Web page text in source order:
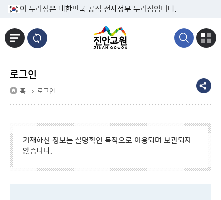
본문바로가기
이 누리집은 대한민국 공식 전자정부 누리집입니다.
로그인
홈 로그인
기재하신 정보는 실명확인 목적으로 이용되며 보관되지
않습니다.